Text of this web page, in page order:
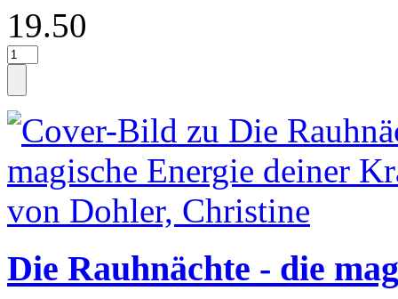
19.50
Die Rauhnächte - die